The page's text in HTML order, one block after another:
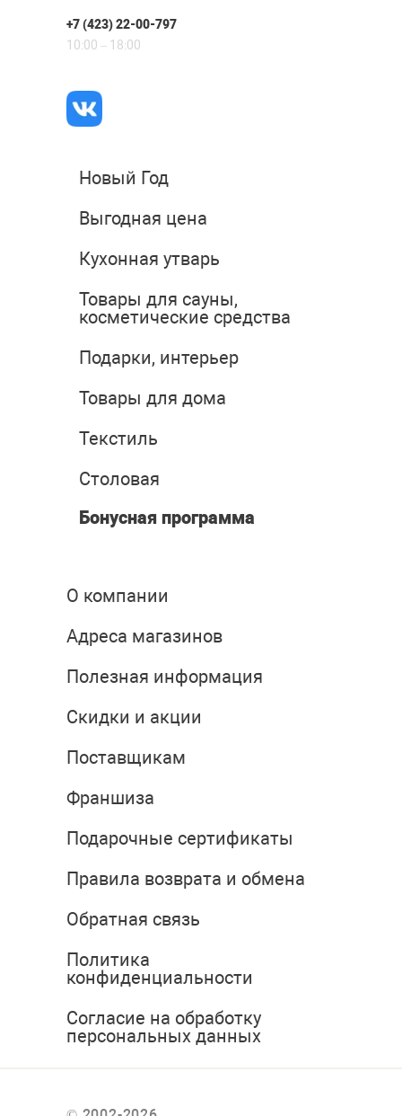
+7 (423) 22-00-797
10:00 – 18:00
Новый Год
Выгодная цена
Кухонная утварь
Товары для сауны,
косметические средства
Подарки, интерьер
Товары для дома
Текстиль
Столовая
Бонусная программа
О компании
Адреса магазинов
Полезная информация
Скидки и акции
Поставщикам
Франшиза
Подарочные сертификаты
Правила возврата и обмена
Обратная связь
Политика
конфиденциальности
Согласие на обработку
персональных данных